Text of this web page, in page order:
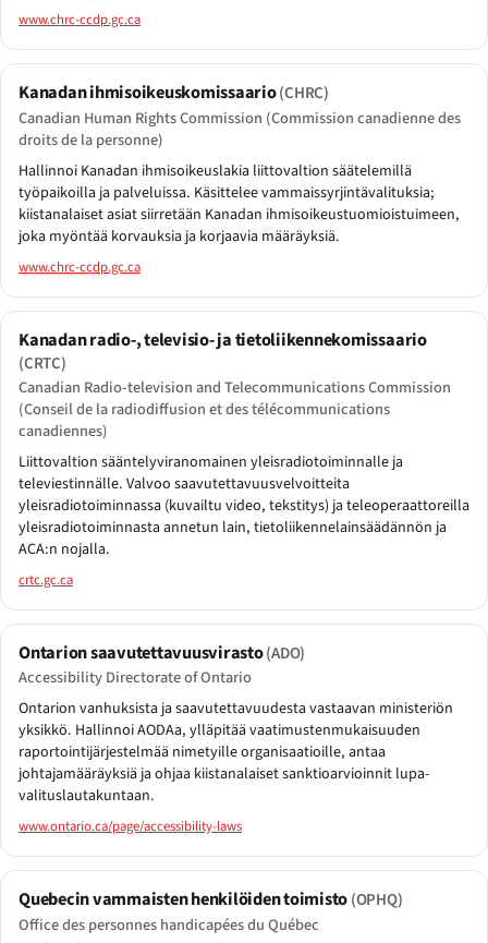
www.chrc-ccdp.gc.ca
Kanadan ihmisoikeuskomissaario(CHRC)
Canadian Human Rights Commission (Commission canadienne des
droits de la personne)
Hallinnoi Kanadan ihmisoikeuslakia liittovaltion säätelemillä
työpaikoilla ja palveluissa. Käsittelee vammaissyrjintävalituksia;
kiistanalaiset asiat siirretään Kanadan ihmisoikeustuomioistuimeen,
joka myöntää korvauksia ja korjaavia määräyksiä.
www.chrc-ccdp.gc.ca
Kanadan radio-, televisio- ja tietoliikennekomissaario
(CRTC)
Canadian Radio-television and Telecommunications Commission
(Conseil de la radiodiffusion et des télécommunications
canadiennes)
Liittovaltion sääntelyviranomainen yleisradiotoiminnalle ja
televiestinnälle. Valvoo saavutettavuusvelvoitteita
yleisradiotoiminnassa (kuvailtu video, tekstitys) ja teleoperaattoreilla
yleisradiotoiminnasta annetun lain, tietoliikennelainsäädännön ja
ACA:n nojalla.
crtc.gc.ca
Ontarion saavutettavuusvirasto(ADO)
Accessibility Directorate of Ontario
Ontarion vanhuksista ja saavutettavuudesta vastaavan ministeriön
yksikkö. Hallinnoi AODAa, ylläpitää vaatimustenmukaisuuden
raportointijärjestelmää nimetyille organisaatioille, antaa
johtajamääräyksiä ja ohjaa kiistanalaiset sanktioarvioinnit lupa-
valituslautakuntaan.
www.ontario.ca/page/accessibility-laws
Quebecin vammaisten henkilöiden toimisto(OPHQ)
Office des personnes handicapées du Québec